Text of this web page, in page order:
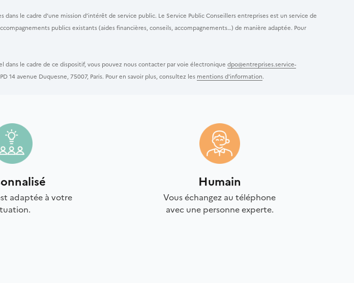
le cadre d’une mission d’intérêt de service public. Le Service Public Conseillers entreprises est un service de
publics existants (aides financières, conseils, accompagnements…) de manière adaptée. Pour
le cadre de ce dispositif, vous pouvez nous contacter par voie électronique dpo@entreprises.service-
14 avenue Duquesne, 75007, Paris. Pour en savoir plus, consultez les mentions d'information.
adaptée à votre
Humain
Vous échangez au téléphone
avec une personne experte.